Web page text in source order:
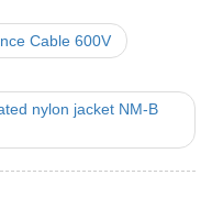
Cable 600V
nylon jacket NM-B